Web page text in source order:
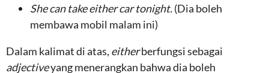
She can take either car tonight.(Dia boleh
membawa mobil malam ini)
Dalam kalimat di atas, eitherberfungsi sebagai
adjectiveyang menerangkan bahwa dia boleh